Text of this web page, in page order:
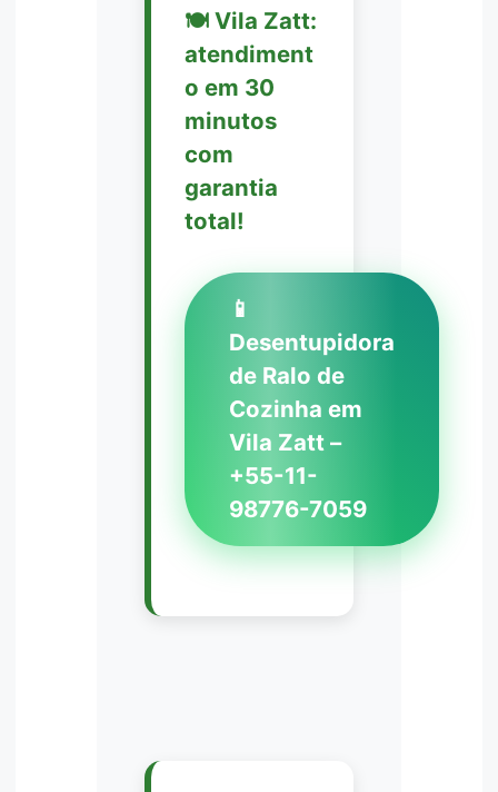
🍽️ Vila Zatt:
atendiment
o em 30
minutos
com
garantia
total!
📱
Desentupidora
de Ralo de
Cozinha em
Vila Zatt –
+55-11-
98776-7059